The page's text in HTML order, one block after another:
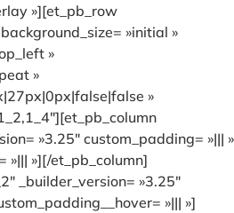
»][et_pb_row
»initial »
»
»
»
»3.25″ custom_padding= »||| »
»||| »][/et_pb_column]
_builder_version= »3.25″
»||| »]